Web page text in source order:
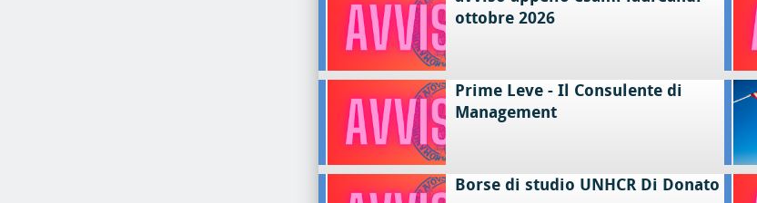
ottobre 2026
Prime Leve - Il Consulente di
Management
Borse di studio UNHCR Di Donato